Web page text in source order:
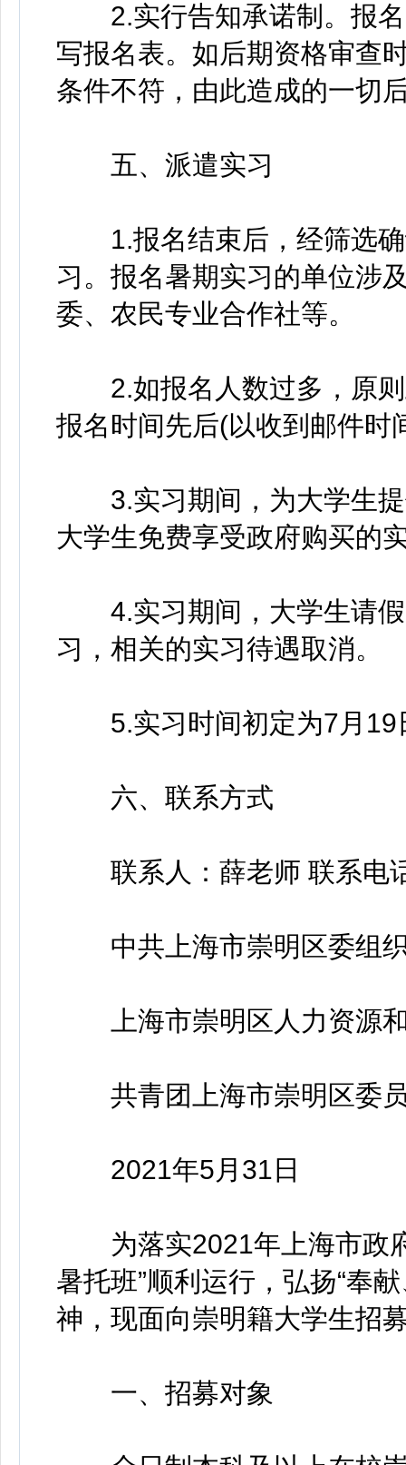
2.实行告知承诺制。报名
写报名表。如后期资格审查
条件不符，由此造成的一切
五、派遣实习
1.报名结束后，经筛选确
习。报名暑期实习的单位涉
委、农民专业合作社等。
2.如报名人数过多，原则
报名时间先后(以收到邮件时
3.实习期间，为大学生提
大学生免费享受政府购买的
4.实习期间，大学生请假
习，相关的实习待遇取消。
5.实习时间初定为7月19
六、联系方式
联系人：薛老师 联系电
中共上海市崇明区委组
上海市崇明区人力资源
共青团上海市崇明区委
2021年5月31日
为落实2021年上海市政府
暑托班”顺利运行，弘扬“奉
神，现面向崇明籍大学生招
一、招募对象